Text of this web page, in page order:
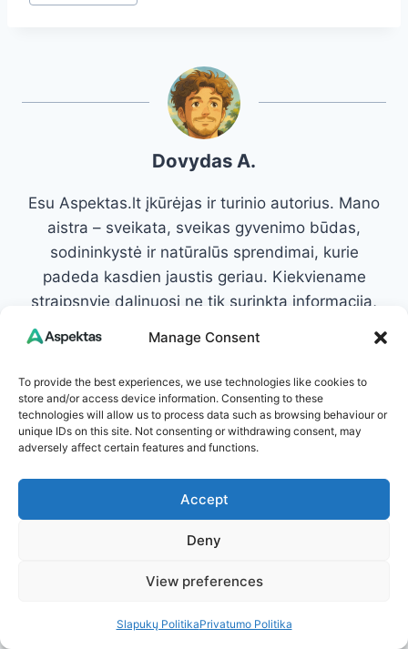
Manage Consent
To provide the best experiences, we use technologies like cookies to
store and/or access device information. Consenting to these
technologies will allow us to process data such as browsing behaviour or
unique IDs on this site. Not consenting or withdrawing consent, may
adversely affect certain features and functions.
Accept
Deny
View preferences
Slapukų PolitikaPrivatumo Politika
Dovydas A.
Esu Aspektas.lt įkūrėjas ir turinio autorius. Mano
aistra – sveikata, sveikas gyvenimo būdas,
sodininkystė ir natūralūs sprendimai, kurie
padeda kasdien jaustis geriau. Kiekviename
straipsnyje dalinuosi ne tik surinkta informacija,
bet ir asmenine patirtimi: kas pasiteisino mano
darže, kokie įpročiai išties pagerino savijautą,
kokie receptai tapo kasdienybės dalimi.
Tikiu, kad aiški ir patikima informacija gali pakeisti
gyvenimo kokybę, todėl stengiuosi rašyti taip,
savijautai.
Susisiekite: info@aspektas.lt